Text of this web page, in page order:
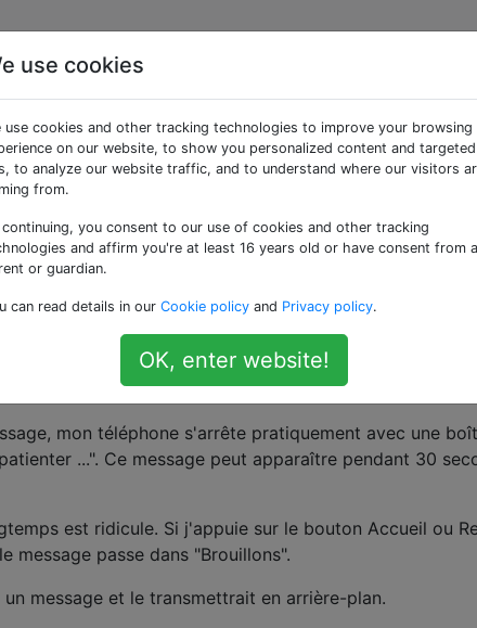
texte Android
quelques minutes à
téléphone Android, HTC Desire Z avec Android 2.2
Nokia E71 à l'aide de l'application Athg2Sms Android
CSV au format Unix). Les 2 000 messages entrants
mon téléphone s'arrête pratiquement avec une
...". Ce message peut apparaître pendant 30
est ridicule. Si j'appuie sur le bouton Accueil ou
message passe dans "Brouillons".
message et le transmettrait en arrière-plan.
use cookies
use cookies and other tracking technologies to improve your browsing
on our website, to show you personalized content and targeted
to analyze our website traffic, and to understand where our visitors
from.
continuing, you consent to our use of cookies and other tracking
and affirm you're at least 16 years old or have consent from a
or guardian.
can read details in our Cookie policy and Privacy policy.
OK, enter website!